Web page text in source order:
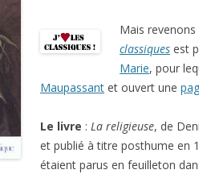
Mais
classiques est
Marie, pour
Maupassant et ouvert une
Le livre : La religieuse, de
et publié à titre posthume en
étaient parus en feuilleton